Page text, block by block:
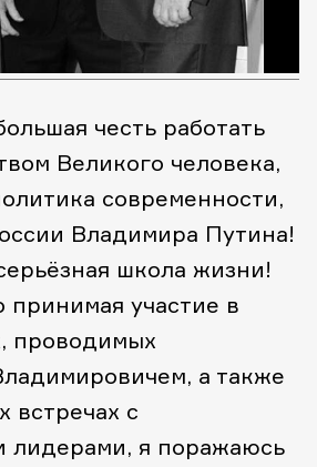
честь работать
Великого человека,
современности,
Владимира Путина!
школа жизни!
принимая участие в
проводимых
а также
встречах с
лидерами, я поражаюсь